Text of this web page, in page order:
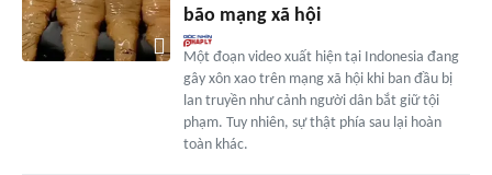
bão mạng xã hội
Một đoạn video xuất hiện tại Indonesia đang
gây xôn xao trên mạng xã hội khi ban đầu bị
lan truyền như cảnh người dân bắt giữ tội
phạm. Tuy nhiên, sự thật phía sau lại hoàn
toàn khác.